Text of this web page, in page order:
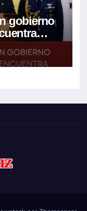
gobierno